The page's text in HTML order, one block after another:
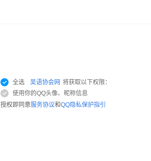
全选 吴语协会网 将获取以下权限：
使用你的QQ头像、昵称信息
授权即同意服务协议和QQ隐私保护指引